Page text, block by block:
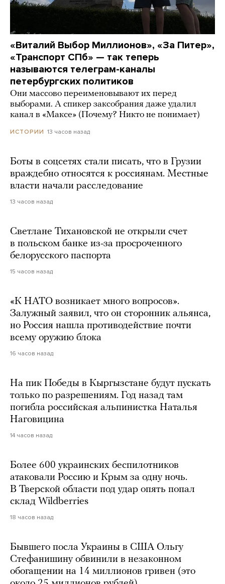
«Виталий Выбор Миллионов», «За Питер»,
«Транспорт СПб» — так теперь
называются телеграм-каналы
петербургских политиков
Они массово переименовывают их перед
выборами. А спикер заксобрания даже удалил
канал в «Максе» (Почему? Никто не понимает)
ИСТОРИИ 13 часов назад
Боты в соцсетях стали писать, что в Грузии
враждебно относятся к россиянам. Местные
власти начали расследование
13 часов назад
Светлане Тихановской не открыли счет
в польском банке из-за просроченного
белорусского паспорта
15 часов назад
«К НАТО возникает много вопросов».
Залужный заявил, что он сторонник альянса,
но Россия нашла противодействие почти
всему оружию блока
16 часов назад
На пик Победы в Кыргызстане будут пускать
только по разрешениям. Год назад там
погибла российская альпинистка Наталья
Наговицина
14 часов назад
Более 600 украинских беспилотников
атаковали Россию и Крым за одну ночь.
В Тверской области под удар опять попал
склад Wildberries
18 часов назад
Бывшего посла Украины в США Ольгу
Стефанишину обвинили в незаконном
обогащении на 14 миллионов гривен (это